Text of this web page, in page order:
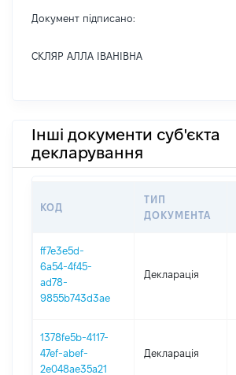
Документ підписано:
СКЛЯР АЛЛА ІВАНІВНА
Інші документи суб'єкта
декларування
КОД
ТИП
ДОКУМЕНТА
ff7e3e5d-
6a54-4f45-
ad78-
9855b743d3ae
Декларація
1378fe5b-4117-
47ef-abef-
2e048ae35a21
Декларація